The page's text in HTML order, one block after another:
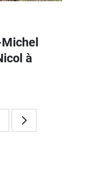
à
Page suivante